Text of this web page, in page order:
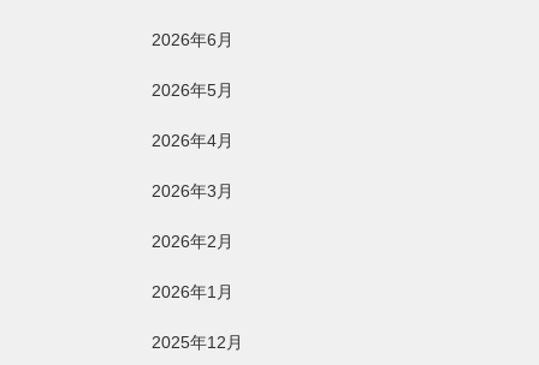
2026年6月
2026年5月
2026年4月
2026年3月
2026年2月
2026年1月
2025年12月